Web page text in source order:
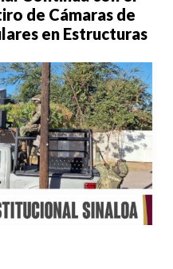
de Cámaras de
en Estructuras